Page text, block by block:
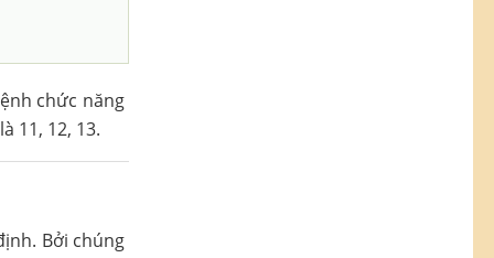
chức năng
11, 12, 13.
Bởi chúng